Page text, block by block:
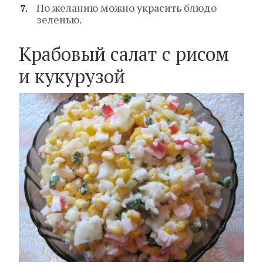
По желанию можно украсить блюдо
зеленью.
Крабовый салат с рисом
и кукурузой